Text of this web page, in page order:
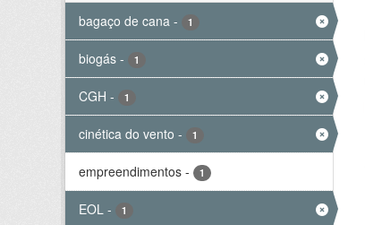
bagaço de cana - 1
biogás - 1
CGH - 1
cinética do vento - 1
empreendimentos - 1
EOL - 1